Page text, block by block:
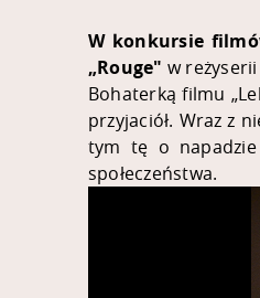
W konkursie
„Rouge" w
Bohaterką filmu „
przyjaciół. Wraz z
tym tę o napadzie
społeczeństwa.